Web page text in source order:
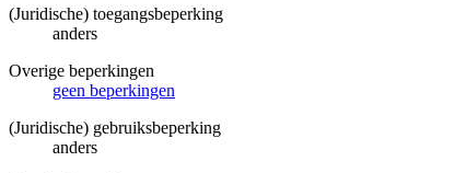
(Juridische) toegangsbeperking
anders
Overige beperkingen
geen beperkingen
(Juridische) gebruiksbeperking
anders